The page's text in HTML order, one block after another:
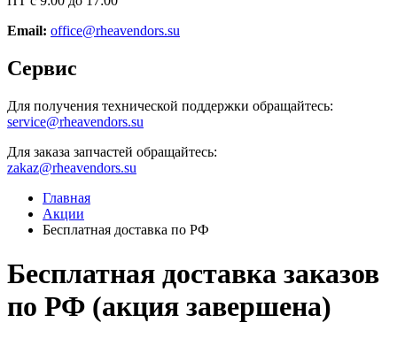
Email: office@rheavendors.su
Сервис
Для получения технической поддержки обращайтесь:
service@rheavendors.su
Для заказа запчастей обращайтесь:
zakaz@rheavendors.su
Главная
Акции
Бесплатная доставка по РФ
Бесплатная доставка заказов
по РФ (акция завершена)